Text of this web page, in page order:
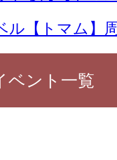
ル【トマム】
ベント一覧